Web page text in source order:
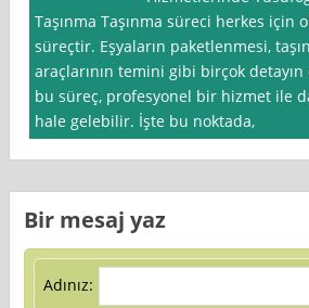
Taşınma Taşınma süreci herkes için
süreçtir. Eşyaların paketlenmesi,
araçlarının temini gibi birçok
bu süreç, profesyonel bir hizmet ile
hale gelebilir. İşte bu noktada,
Bir mesaj yaz
Adınız: